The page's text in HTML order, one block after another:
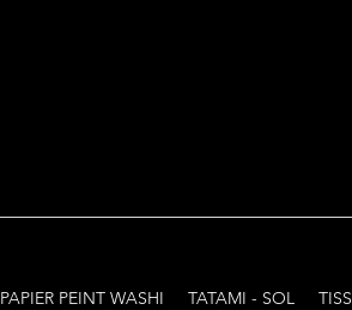
PAPIER PEINT WASHI TATAMI - SOL